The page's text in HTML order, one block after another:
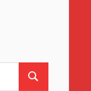
Suchen